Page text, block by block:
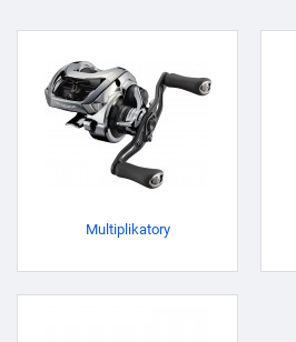
Multiplikatory